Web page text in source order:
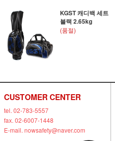
KGST 캐디백 세트
블랙 2.65kg
(품절)
CUSTOMER CENTER
tel. 02-783-5557
fax. 02-6007-1448
E-mail. nowsafety@naver.com